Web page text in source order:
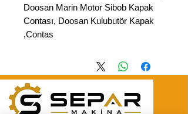
Doosan Marin Motor Sibob Kapak
Contası, Doosan Kulubutör Kapak
Contas,